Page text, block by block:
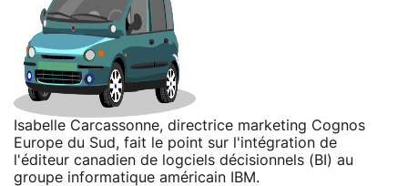
Isabelle Carcassonne, directrice marketing Cognos
Europe du Sud, fait le point sur l'intégration de
l'éditeur canadien de logciels décisionnels (BI) au
groupe informatique américain IBM.